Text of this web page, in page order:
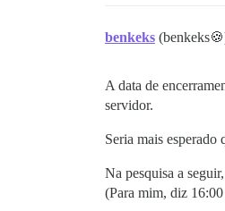
benkeks
A data de
servidor.
Seria mais
Na pesquisa a
(Para mim, diz